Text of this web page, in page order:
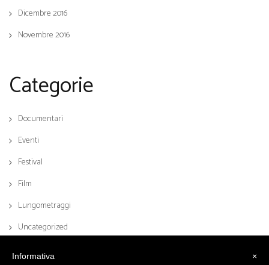
Dicembre 2016
Novembre 2016
Categorie
Documentari
Eventi
Festival
Film
Lungometraggi
Uncategorized
×
Informativa